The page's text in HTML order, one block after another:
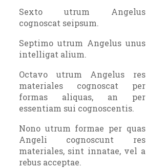
Sexto utrum Angelus
cognoscat seipsum.
Septimo utrum Angelus unus
intelligat alium.
Octavo utrum Angelus res
materiales cognoscat per
formas aliquas, an per
essentiam sui cognoscentis.
Nono utrum formae per quas
Angeli cognoscunt res
materiales, sint innatae, vel a
rebus acceptae.